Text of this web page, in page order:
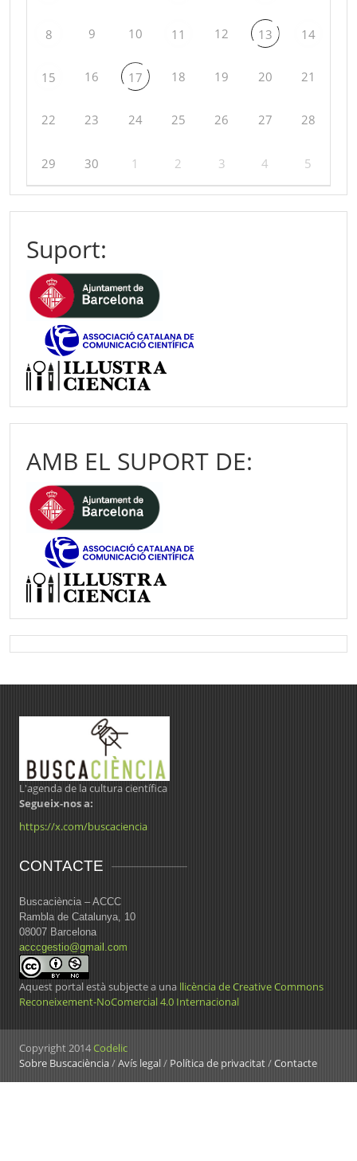
8 9 10 11 12 13 14
15 16 17 18 19 20 21
22 23 24 25 26 27 28
29 30 1 2 3 4 5
Suport:
AMB EL SUPORT DE:
L'agenda de la cultura científica
Segueix-nos a:
https://x.com/buscaciencia
CONTACTE
Buscaciència – ACCC
Rambla de Catalunya, 10
08007 Barcelona
acccgestio@gmail.com
Aquest portal està subjecte a una llicència de Creative Commons
Reconeixement-NoComercial 4.0 Internacional
Copyright 2014Codelic
Sobre Buscaciència/Avís legal/ Política de privacitat/Contacte